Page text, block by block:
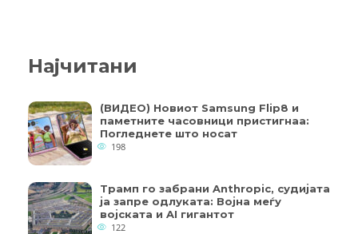
Најчитани
(ВИДЕО) Новиот Samsung Flip8 и
паметните часовници пристигнаа:
Погледнете што носат
198
Трамп го забрани Anthropic, судијата
ја запре одлуката: Војна меѓу
војската и AI гигантот
122